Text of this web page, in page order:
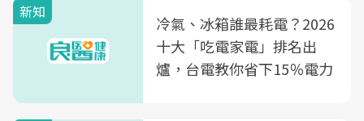
光田醫院建構360度女性健
康照護生態圈
新知
冷氣、冰箱誰最耗電？2026
十大「吃電家電」排名出
爐，台電教你省下15％電力